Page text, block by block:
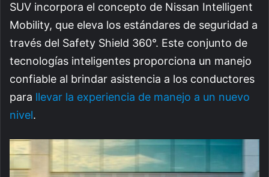
SUV incorpora el concepto de Nissan Intelligent
Mobility, que eleva los estándares de seguridad a
través del Safety Shield 360°. Este conjunto de
tecnologías inteligentes proporciona un manejo
confiable al brindar asistencia a los conductores
para llevar la experiencia de manejo a un nuevo
nivel.